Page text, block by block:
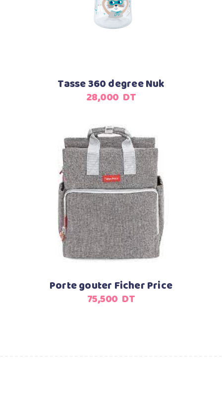
Tasse 360 degree Nuk
28,000 DT
Ajouter au panier
Porte gouter Ficher Price
75,500 DT